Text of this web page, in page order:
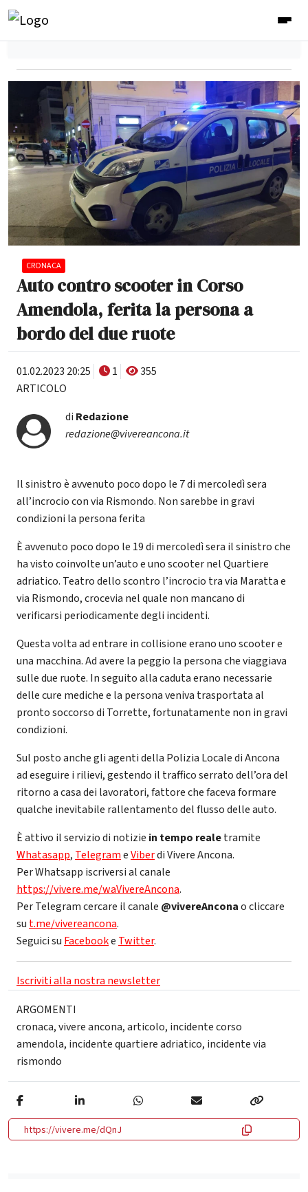
CRONACA
Auto contro scooter in Corso
Amendola, ferita la persona a
bordo del due ruote
01.02.2023 20:25 1
355
ARTICOLO
di Redazione
redazione@vivereancona.it
Il sinistro è avvenuto poco dopo le 7 di mercoledì sera
all’incrocio con via Rismondo. Non sarebbe in gravi
condizioni la persona ferita
È avvenuto poco dopo le 19 di mercoledì sera il sinistro che
ha visto coinvolte un’auto e uno scooter nel Quartiere
adriatico. Teatro dello scontro l’incrocio tra via Maratta e
via Rismondo, crocevia nel quale non mancano di
verificarsi periodicamente degli incidenti.
Questa volta ad entrare in collisione erano uno scooter e
una macchina. Ad avere la peggio la persona che viaggiava
sulle due ruote. In seguito alla caduta erano necessarie
delle cure mediche e la persona veniva trasportata al
pronto soccorso di Torrette, fortunatamente non in gravi
condizioni.
Sul posto anche gli agenti della Polizia Locale di Ancona
ad eseguire i rilievi, gestendo il traffico serrato dell’ora del
ritorno a casa dei lavoratori, fattore che faceva formare
qualche inevitabile rallentamento del flusso delle auto.
È attivo il servizio di notizie in tempo realetramite
Whatasapp, TelegrameViberdi Vivere Ancona.
Per Whatsapp iscriversi al canale
https://vivere.me/waVivereAncona.
Per Telegram cercare il canale @vivereAnconao cliccare
su t.me/vivereancona.
Seguici su Facebooke Twitter.
Iscriviti alla nostra newsletter
ARGOMENTI
cronaca,vivere ancona,articolo, incidente corso
amendola, incidente quartiere adriatico, incidente via
rismondo
https://vivere.me/dQnJ